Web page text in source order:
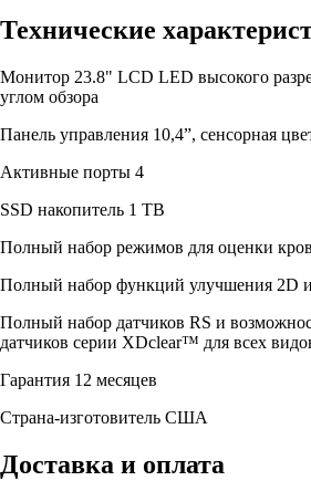
Технические
Монитор 23.8" LCD LED высокого
углом обзора
Панель управления 10,4”, сенсорная
Активные порты 4
SSD накопитель 1 TB
Полный набор режимов для оценки
Полный набор функций улучшения 2D
Полный набор датчиков RS и
датчиков серии XDclear™ для всех
Гарантия 12 месяцев
Страна-изготовитель США
Доставка и оплата